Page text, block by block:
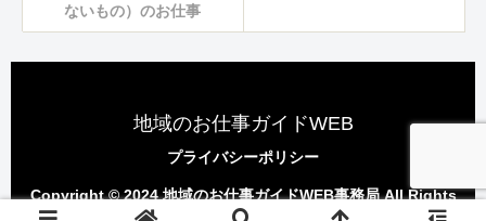
ないもの）のお仕事
地域のお仕事ガイドWEB
プライバシーポリシー
Copyright © 2024 地域のお仕事ガイドWEB事務局 All Rights